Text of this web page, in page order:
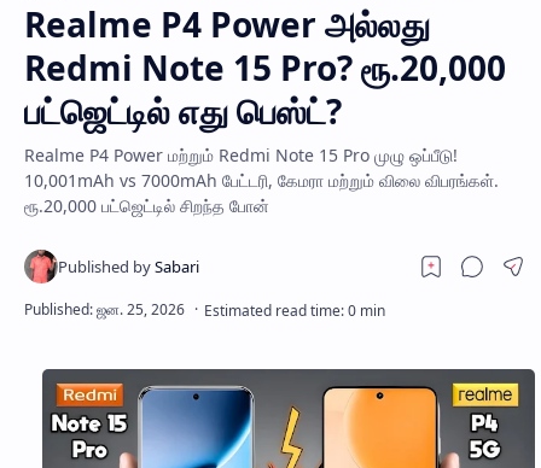
Hidden Menu
Hidden Menu
Realme P4 Power அல்லது
Redmi Note 15 Pro? ரூ.20,000
பட்ஜெட்டில் எது பெஸ்ட்?
Realme P4 Power மற்றும் Redmi Note 15 Pro முழு ஒப்பீடு!
10,001mAh vs 7000mAh பேட்டரி, கேமரா மற்றும் விலை விபரங்கள்.
ரூ.20,000 பட்ஜெட்டில் சிறந்த போன்